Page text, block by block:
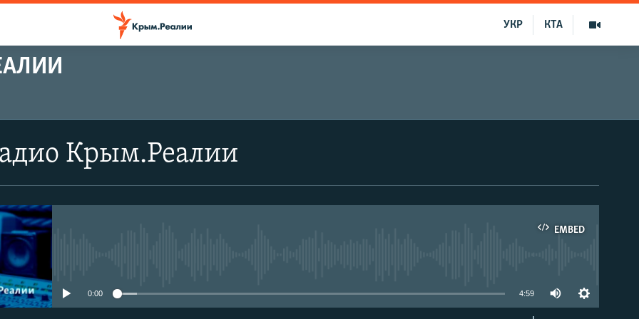
КТА
УКР
Крым.Реалии
EMBED
0:00 4:59